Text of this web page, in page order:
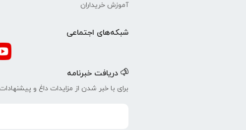
آموزش خریداران
شبکه‌های اجتماعی
دریافت خبرنامه
برای با خبر شدن از مزایدات داغ و